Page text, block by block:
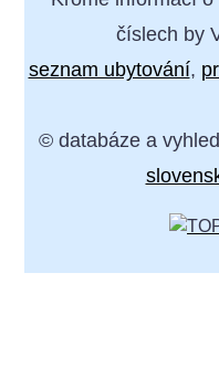
číslech by
seznam ubytování,
© databáze a